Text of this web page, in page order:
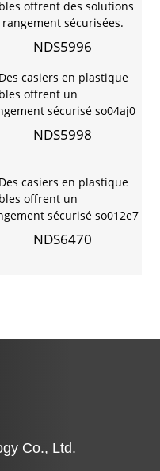
NDS5996
NDS5998
NDS6470
Co., Ltd.